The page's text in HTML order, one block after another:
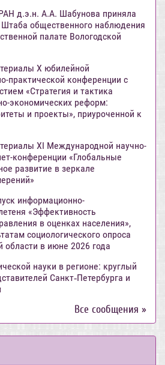
д.э.н. А.А. Шабунова приняла
Штаба общественного наблюдения
палате Вологодской
X юбилейной
практической конференции с
«Стратегия и тактика
экономических реформ:
и проекты», приуроченной к
XI Международной научно-
конференции «Глобальные
развитие в зеркале
информационно-
«Эффективность
в оценках населения»,
социологического опроса
области в июне 2026 года
науки в регионе: круглый
Санкт‑Петербурга и
Все сообщения »